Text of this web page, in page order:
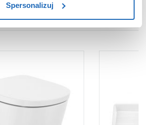
informacji na temat plików plików
Spersonalizuj